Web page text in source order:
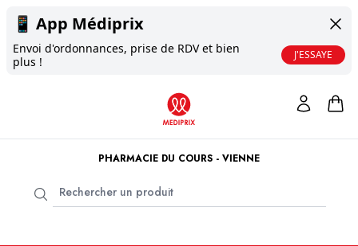
📱 App Médiprix
Envoi d'ordonnances, prise de RDV et bien
plus !
J'ESSAYE
PHARMACIE DU COURS - VIENNE